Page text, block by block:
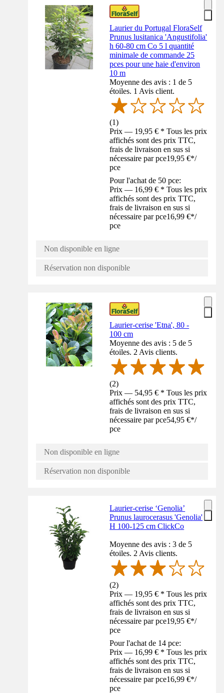
Laurier du Portugal FloraSelf
Prunus lusitanica 'Angustifolia'
h 60-80 cm Co 5 l quantité
minimale de commande 25
pces pour une haie d'environ
10 m
Moyenne des avis : 1 de 5
étoiles. 1 Avis client.
(1)
Prix — 19,95 € * Tous les prix
affichés sont des prix TTC,
frais de livraison en sus si
nécessaire par pce19,95 €*/
pce
Pour l'achat de 50 pce:
Prix — 16,99 € * Tous les prix
affichés sont des prix TTC,
frais de livraison en sus si
nécessaire par pce16,99 €*/
pce
Non disponible en ligne
Réservation non disponible
Laurier-cerise 'Etna', 80 -
100 cm
Moyenne des avis : 5 de 5
étoiles. 2 Avis clients.
(2)
Prix — 54,95 € * Tous les prix
affichés sont des prix TTC,
frais de livraison en sus si
nécessaire par pce54,95 €*/
pce
Non disponible en ligne
Réservation non disponible
Laurier-cerise ‘Genolia’
Prunus laurocerasus 'Genolia'
H 100-125 cm ClickCo
Moyenne des avis : 3 de 5
étoiles. 2 Avis clients.
(2)
Prix — 19,95 € * Tous les prix
affichés sont des prix TTC,
frais de livraison en sus si
nécessaire par pce19,95 €*/
pce
Pour l'achat de 14 pce:
Prix — 16,99 € * Tous les prix
affichés sont des prix TTC,
frais de livraison en sus si
nécessaire par pce16,99 €*/
pce